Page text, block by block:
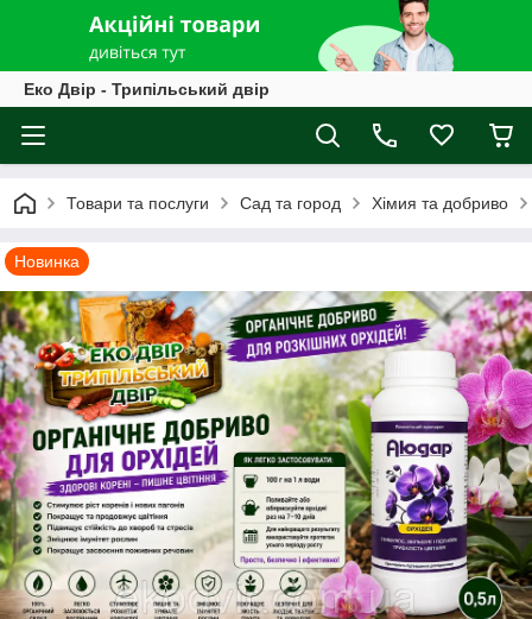
Еко Двір - Трипільський двір
Товари та послуги Cад та город Хімия та добриво
Новинка